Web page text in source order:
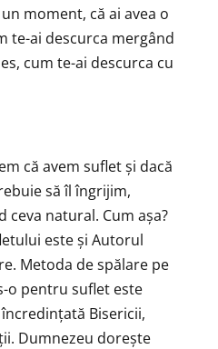
moment, că ai avea o
te-ai descurca mergând
cum te-ai descurca cu
că avem suflet și dacă
să îl îngrijim,
ceva natural. Cum așa?
este și Autorul
Metoda de spălare pe
o pentru suflet este
Bisericii,
Dumnezeu dorește